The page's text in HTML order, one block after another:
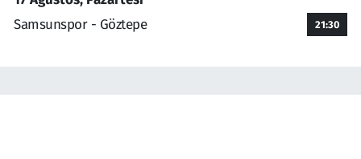
Samsunspor - Göztepe
21:30